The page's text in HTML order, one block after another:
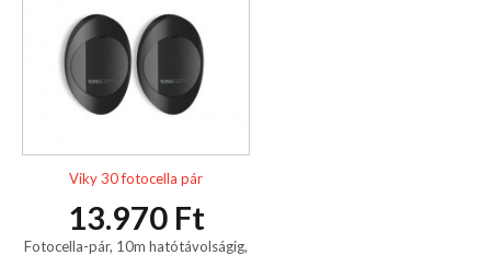
Viky 30 fotocella pár
13.970 Ft
Fotocella-pár, 10m hatótávolságig,